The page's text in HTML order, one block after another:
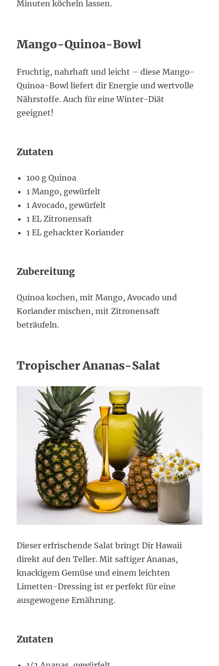
Minuten köcheln lassen.
Mango-Quinoa-Bowl
Fruchtig, nahrhaft und leicht – diese Mango-
Quinoa-Bowl liefert dir Energie und wertvolle
Nährstoffe. Auch für eine Winter-Diät
geeignet!
Zutaten
100 g Quinoa
1 Mango, gewürfelt
1 Avocado, gewürfelt
1 EL Zitronensaft
1 EL gehackter Koriander
Zubereitung
Quinoa kochen, mit Mango, Avocado und
Koriander mischen, mit Zitronensaft
beträufeln.
Tropischer Ananas-Salat
Dieser erfrischende Salat bringt Dir Hawaii
direkt auf den Teller. Mit saftiger Ananas,
knackigem Gemüse und einem leichten
Limetten-Dressing ist er perfekt für eine
ausgewogene Ernährung.
Zutaten